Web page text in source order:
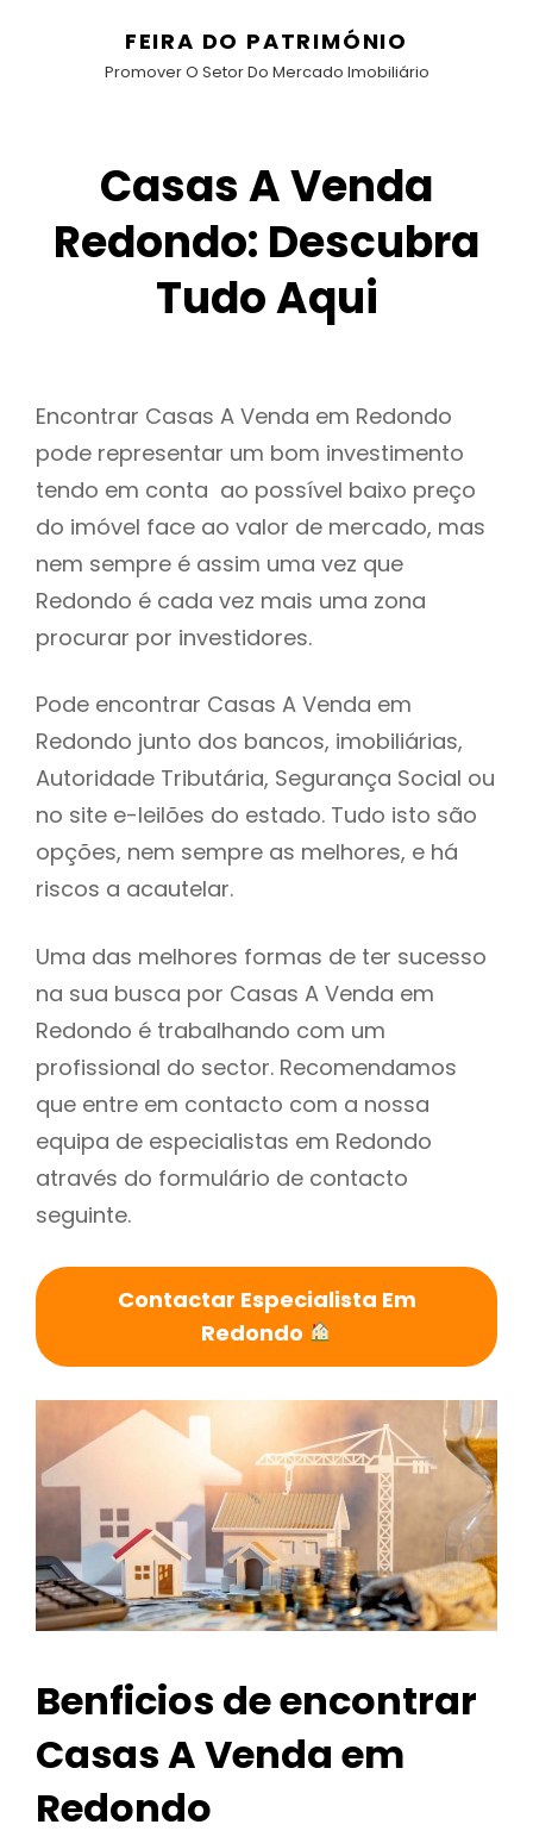
FEIRA DO PATRIMÓNIO
Promover O Setor Do Mercado Imobiliário
Casas A Venda
Redondo: Descubra
Tudo Aqui
Encontrar Casas A Venda em Redondo
pode representar um bom investimento
tendo em conta ao possível baixo preço
do imóvel face ao valor de mercado, mas
nem sempre é assim uma vez que
Redondo é cada vez mais uma zona
procurar por investidores.
Pode encontrar Casas A Venda em
Redondo junto dos bancos, imobiliárias,
Autoridade Tributária, Segurança Social ou
no site e-leilões do estado. Tudo isto são
opções, nem sempre as melhores, e há
riscos a acautelar.
Uma das melhores formas de ter sucesso
na sua busca por Casas A Venda em
Redondo é trabalhando com um
profissional do sector. Recomendamos
que entre em contacto com a nossa
equipa de especialistas em Redondo
através do formulário de contacto
seguinte.
Contactar Especialista Em
Redondo
Benficios de encontrar
Casas A Venda em
Redondo